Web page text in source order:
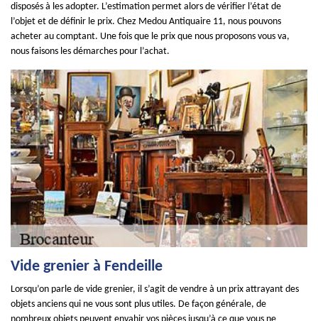
disposés à les adopter. L’estimation permet alors de vérifier l’état de
l’objet et de définir le prix. Chez Medou Antiquaire 11, nous pouvons
acheter au comptant. Une fois que le prix que nous proposons vous va,
nous faisons les démarches pour l’achat.
Vide grenier à Fendeille
Lorsqu’on parle de vide grenier, il s’agit de vendre à un prix attrayant des
objets anciens qui ne vous sont plus utiles. De façon générale, de